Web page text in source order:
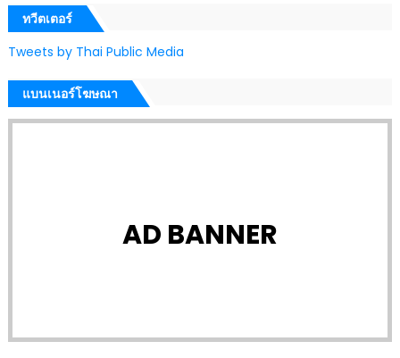
ทวีตเตอร์
Tweets by Thai Public Media
แบนเนอร์โฆษณา
AD BANNER